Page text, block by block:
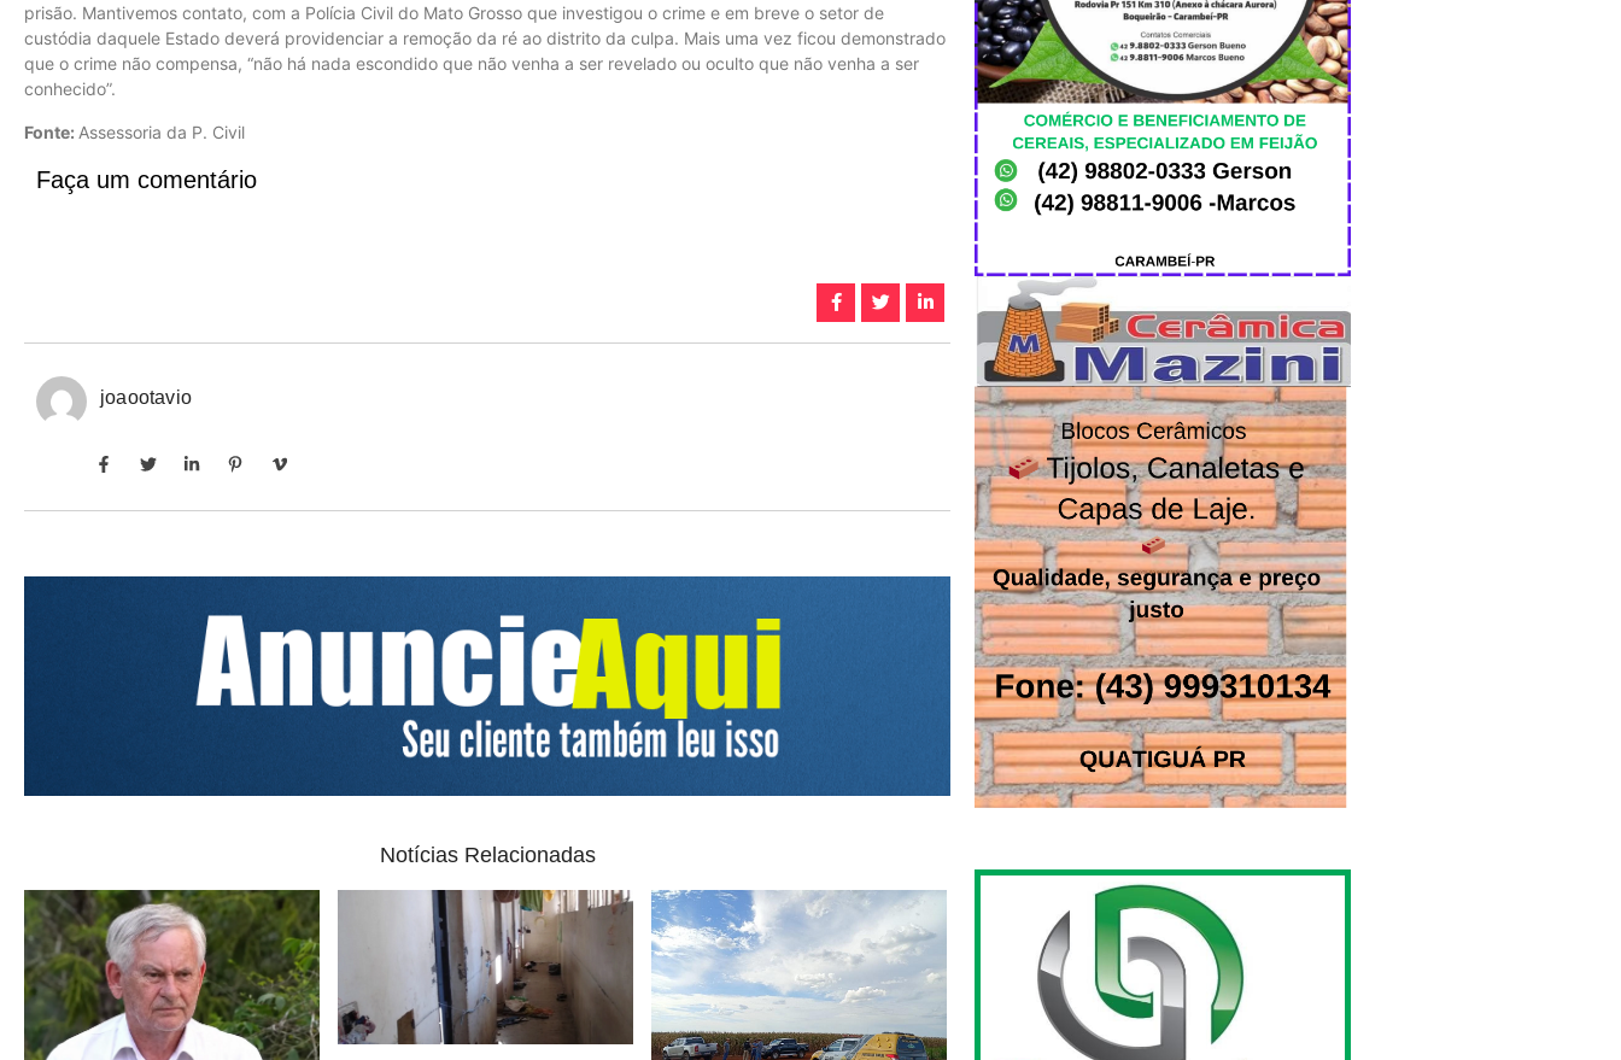
prisão. Mantivemos contato, com a Polícia Civil do Mato Grosso que investigou o crime e em breve o setor de
custódia daquele Estado deverá providenciar a remoção da ré ao distrito da culpa. Mais uma vez ficou demonstrado
que o crime não compensa, “não há nada escondido que não venha a ser revelado ou oculto que não venha a ser
conhecido”.
Fonte: Assessoria da P. Civil
Faça um comentário
joaootavio
Notícias Relacionadas